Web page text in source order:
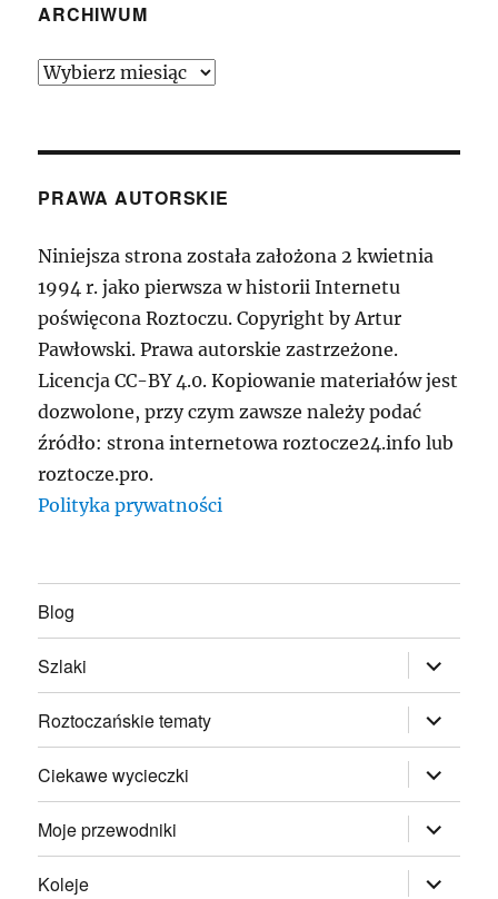
ARCHIWUM
Archiwum
PRAWA AUTORSKIE
Niniejsza strona została założona 2 kwietnia
1994 r. jako pierwsza w historii Internetu
poświęcona Roztoczu. Copyright by Artur
Pawłowski. Prawa autorskie zastrzeżone.
Licencja CC-BY 4.0. Kopiowanie materiałów jest
dozwolone, przy czym zawsze należy podać
źródło: strona internetowa roztocze24.info lub
roztocze.pro.
Polityka prywatności
Blog
Szlaki rozwiń
menu
potomne
Roztoczańskie tematy
rozwiń
menu
potomne
Ciekawe wycieczki
rozwiń
menu
potomne
Moje przewodniki
rozwiń
menu
potomne
Koleje
rozwiń